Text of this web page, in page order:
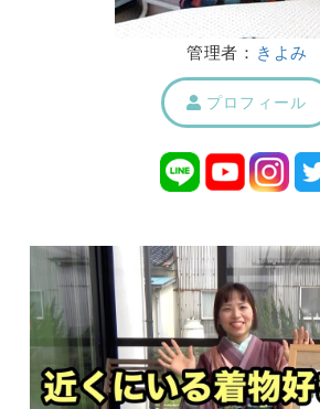
管理者： きよみ
プロフィール